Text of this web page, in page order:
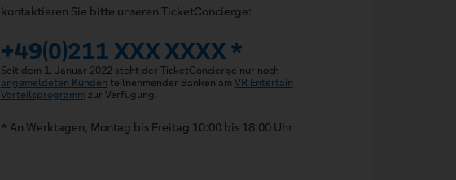
kontaktieren Sie bitte unseren TicketConcierge:
+49(0)211 XXX XXXX *
Seit dem 1. Januar 2022 steht der TicketConcierge nur noch
angemeldeten Kunden teilnehmender Banken am VR Entertain
Vorteilsprogramm zur Verfügung.
* An Werktagen, Montag bis Freitag 10:00 bis 18:00 Uhr